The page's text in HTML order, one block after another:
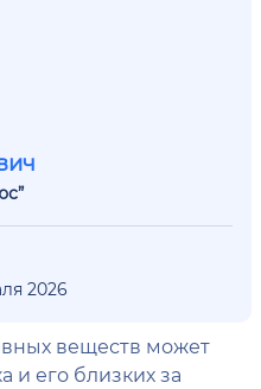
2026
веществ может
и его близких за